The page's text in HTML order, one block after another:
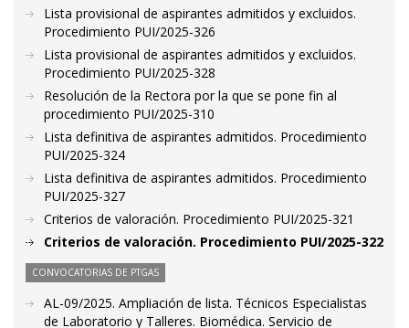
Lista provisional de aspirantes admitidos y excluidos.
Procedimiento PUI/2025-326
Lista provisional de aspirantes admitidos y excluidos.
Procedimiento PUI/2025-328
Resolución de la Rectora por la que se pone fin al
procedimiento PUI/2025-310
Lista definitiva de aspirantes admitidos. Procedimiento
PUI/2025-324
Lista definitiva de aspirantes admitidos. Procedimiento
PUI/2025-327
Criterios de valoración. Procedimiento PUI/2025-321
Criterios de valoración. Procedimiento PUI/2025-322
CONVOCATORIAS DE PTGAS
AL-09/2025. Ampliación de lista. Técnicos Especialistas
de Laboratorio y Talleres. Biomédica. Servicio de